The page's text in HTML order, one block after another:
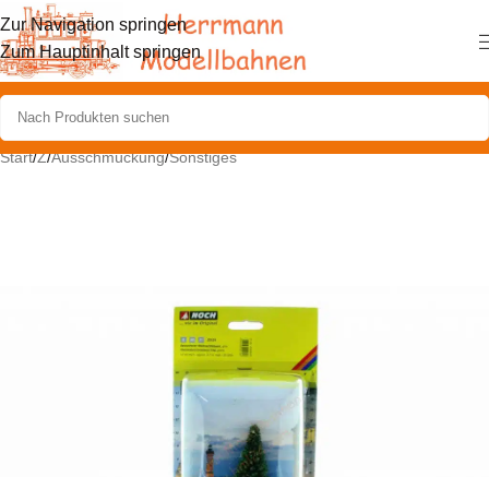
Zur Navigation springen
Zum Hauptinhalt springen
Start/Z/Ausschmückung/Sonstiges